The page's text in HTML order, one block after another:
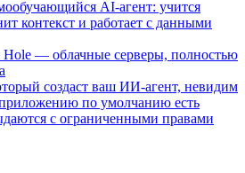
AI-агент: учится
контекст и работает с данными
— облачные серверы, полностью
создаст ваш ИИ-агент, невидим
по умолчанию есть
с ограниченными правами